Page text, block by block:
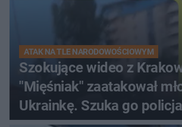
ATAK NA TLE NARODOWOŚCIOWYM
Szokujące wideo z
"Mięśniak" zaatakował
Ukrainkę. Szuka go policja